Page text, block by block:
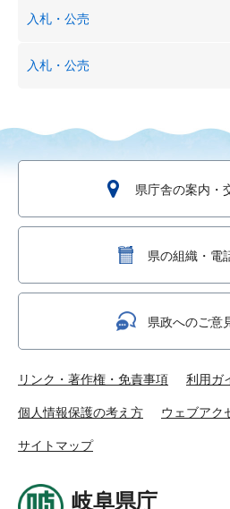
入札・公売
入札・公売
県庁舎の案内・
県の組織・電
県政へのご意
リンク・著作権・免責事項 利用ガ
個人情報保護の考え方 ウェブアク
サイトマップ
岐阜県庁